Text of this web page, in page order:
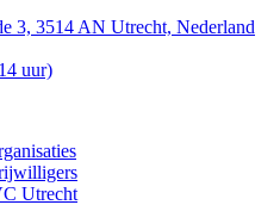
3, 3514 AN Utrecht, Nederland
uur)
Utrecht